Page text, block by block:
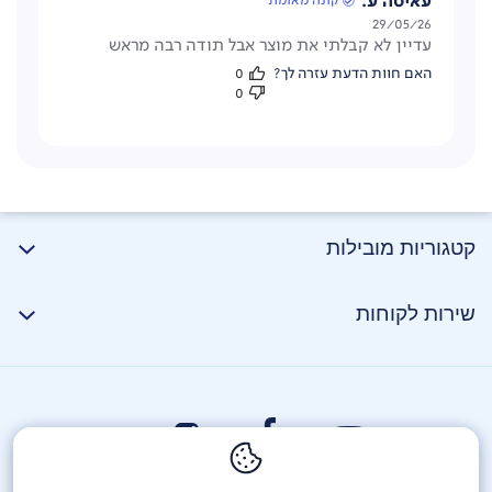
המערכת התרמית המתקדמת מאפשרת חימום מים מהיר
תוך 5 שניות בלבד.
ואינטואיטיבי המאפשר הכנת משקאות מגוונים במגע אחד,
באנרגיה עם כיבוי אוטומטי.
תא אחסון אטום המחולק ל-2 שומר על טריות
ומאפשר גם שימוש בקפה טחון. עם מערכת לניקוי עצמי ותא
קפה נשלף, התחזוקה הופכת לפשוטה ואוטומטית, כולל
עדיין לא קבלתי את מוצר אבל תודה רבה מראש
תאריך
פרסום
29/05/26
האם חוות הדעת עזרה לך?
0
0
קטגוריות מובילות
שירות לקוחות